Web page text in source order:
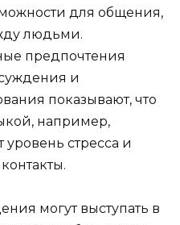
для общения,
людьми.
предпочтения
и
показывают, что
например,
стресса и
могут выступать в